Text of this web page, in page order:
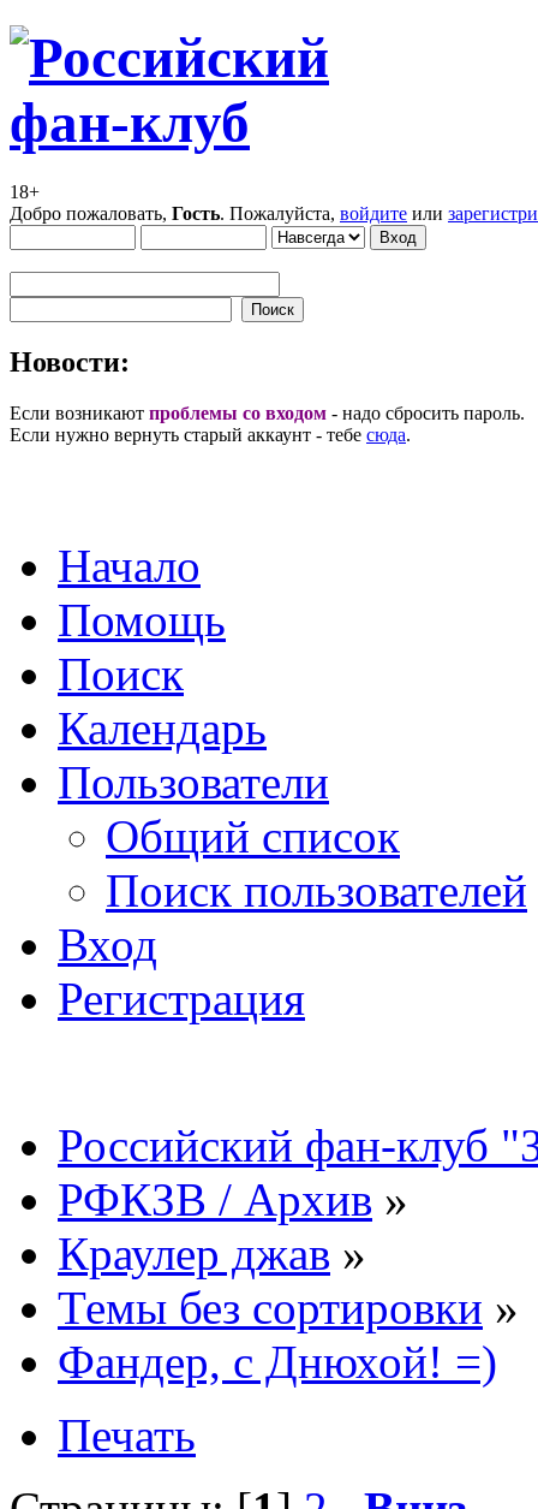
18+
Добро пожаловать, Гость. Пожалуйста, войдите или
Новости:
Если возникают проблемы со входом - надо сбросить пароль.
Если нужно вернуть старый аккаунт - тебе сюда.
Начало
Помощь
Поиск
Календарь
Пользователи
Общий список
Поиск пользователей
Вход
Регистрация
Российский фан-клуб
РФКЗВ / Архив »
Краулер джав »
Темы без сортировки »
Фандер, с Днюхой! =)
Печать